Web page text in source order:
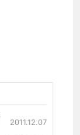
2011.12.07